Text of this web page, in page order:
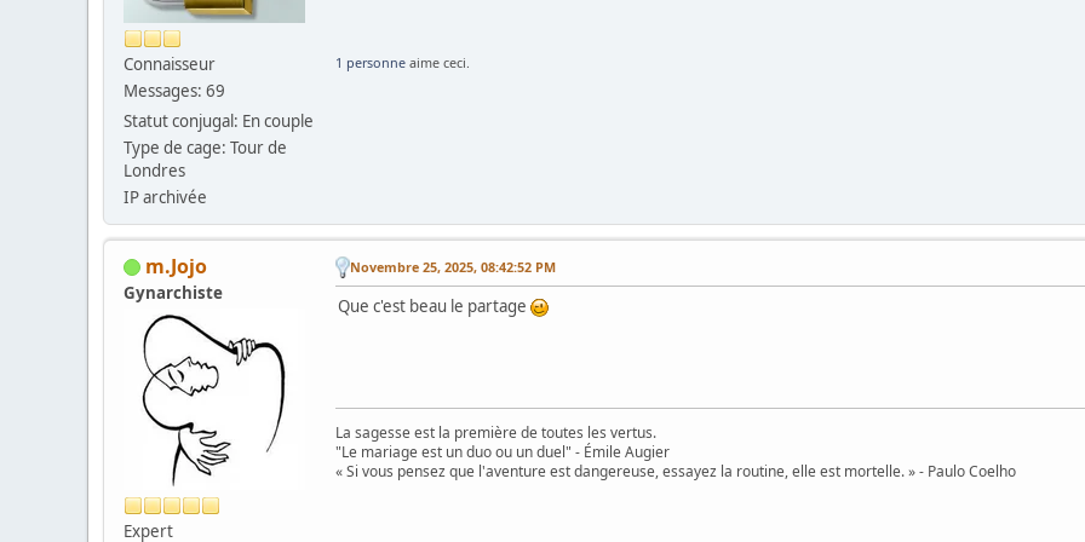
Connaisseur
Messages: 69
Statut conjugal: En couple
Type de cage: Tour de
Londres
IP archivée
1 personne aime ceci.
m.Jojo
Gynarchiste
Expert
Novembre 25, 2025, 08:42:52 PM
Que c'est beau le partage
La sagesse est la première de toutes les vertus.
"Le mariage est un duo ou un duel" - Émile Augier
« Si vous pensez que l'aventure est dangereuse, essayez la routine, elle est mortelle. » - Paulo Coelho